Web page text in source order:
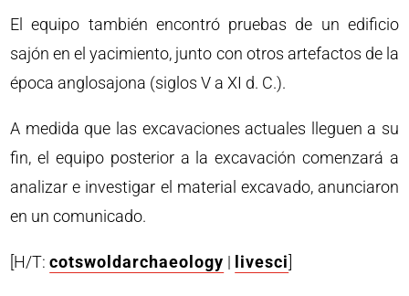
El equipo también encontró pruebas de un edificio
sajón en el yacimiento, junto con otros artefactos de la
época anglosajona (siglos V a XI d. C.).
A medida que las excavaciones actuales lleguen a su
fin, el equipo posterior a la excavación comenzará a
analizar e investigar el material excavado, anunciaron
en un comunicado.
[H/T:cotswoldarchaeology | livesci